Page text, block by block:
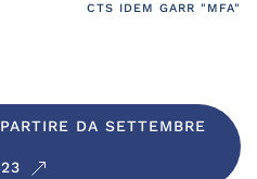
CTS IDEM GARR "MFA"
DA SETTEMBRE